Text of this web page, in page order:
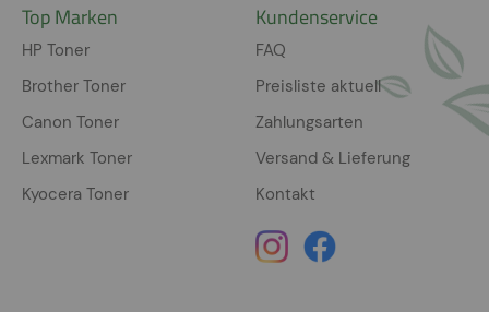
Top Marken
HP Toner
Brother Toner
Canon Toner
Lexmark Toner
Kyocera Toner
Kundenservice
FAQ
Preisliste aktuell
Zahlungsarten
Versand & Lieferung
Kontakt